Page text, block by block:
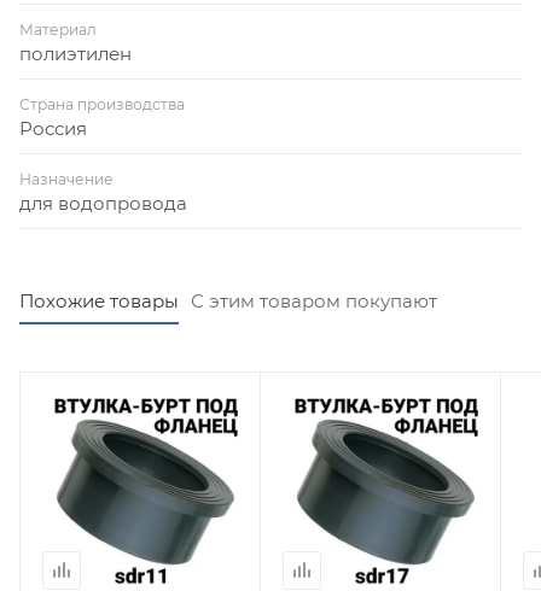
Материал
полиэтилен
Страна производства
Россия
Назначение
для водопровода
Похожие товары С этим товаром покупают